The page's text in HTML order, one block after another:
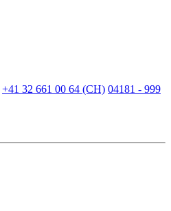
+41 32 661 00 64 (CH) 04181 - 999